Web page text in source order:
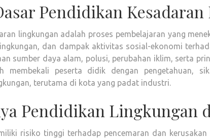
Pendidikan
lingkungan adalah proses pembelajaran yang
dan dampak aktivitas sosial-ekonomi
sumber daya alam, polusi, perubahan iklim, serta
membekali peserta didik dengan pengetahuan,
terutama di kota yang padat industri.
Pendidikan Lingkungan
risiko tinggi terhadap pencemaran dan